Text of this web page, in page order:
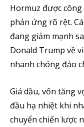
Hormuz được
phản ứng rõ rệt.
đang giảm mạnh
Donald Trump về
nhanh chóng đảo
Giá dầu, vốn tăng
đầu hạ nhiệt khi
chuyển chiến lược